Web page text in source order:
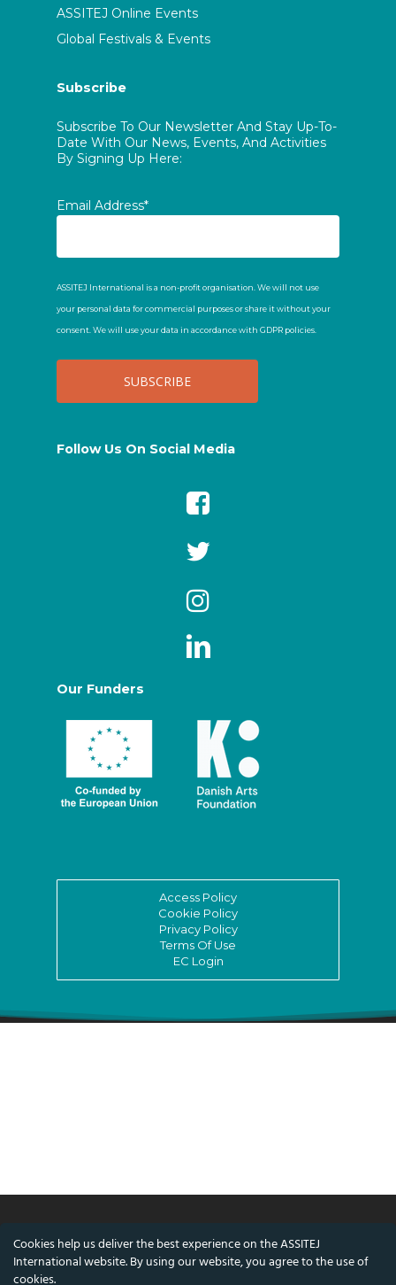
ASSITEJ Online Events
Global Festivals & Events
Subscribe
Subscribe To Our Newsletter And Stay Up-To-
Date With Our News, Events, And Activities
By Signing Up Here:
Email Address*
ASSITEJ International is a non-profit organisation. We will not use
your personal data for commercial purposes or share it without your
consent. We will use your data in accordance with GDPR policies.
Follow Us On Social Media
Our Funders
Access Policy
Cookie Policy
Privacy Policy
Terms Of Use
EC Login
© ASSITEJ International - International
Cookies help us deliver the best experience on the ASSITEJ
International website. By using our website, you agree to the use of
cookies.